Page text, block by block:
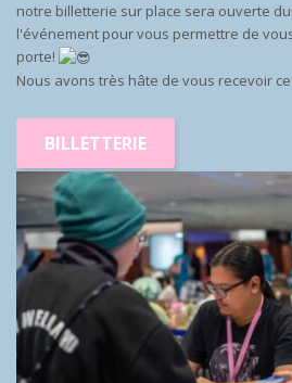
notre billetterie sur place sera ouverte
l'événement pour vous permettre de
porte!
Nous avons très hâte de vous recevoir
BILLETTERIE